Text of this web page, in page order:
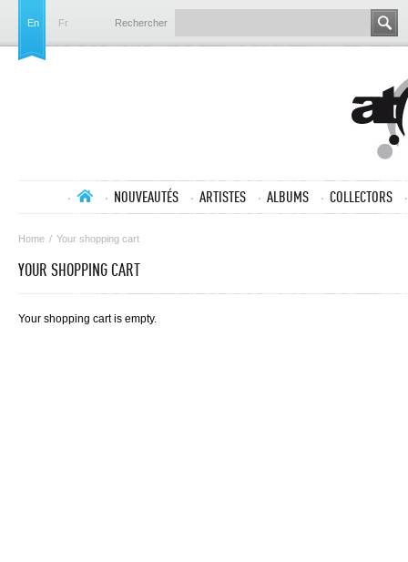
En Fr Rechercher
NOUVEAUTÉS ARTISTES ALBUMS COLLECTORS
Home / Your shopping cart
YOUR SHOPPING CART
Your shopping cart is empty.